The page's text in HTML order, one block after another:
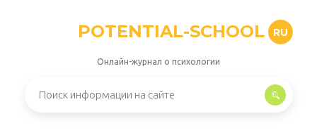
POTENTIAL-SCHOOL RU
Онлайн-журнал о психологии